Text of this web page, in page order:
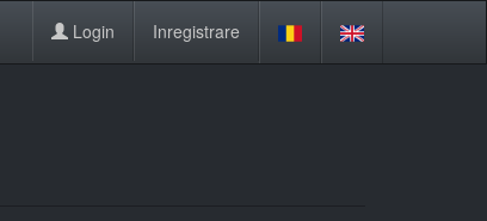
Login Inregistrare